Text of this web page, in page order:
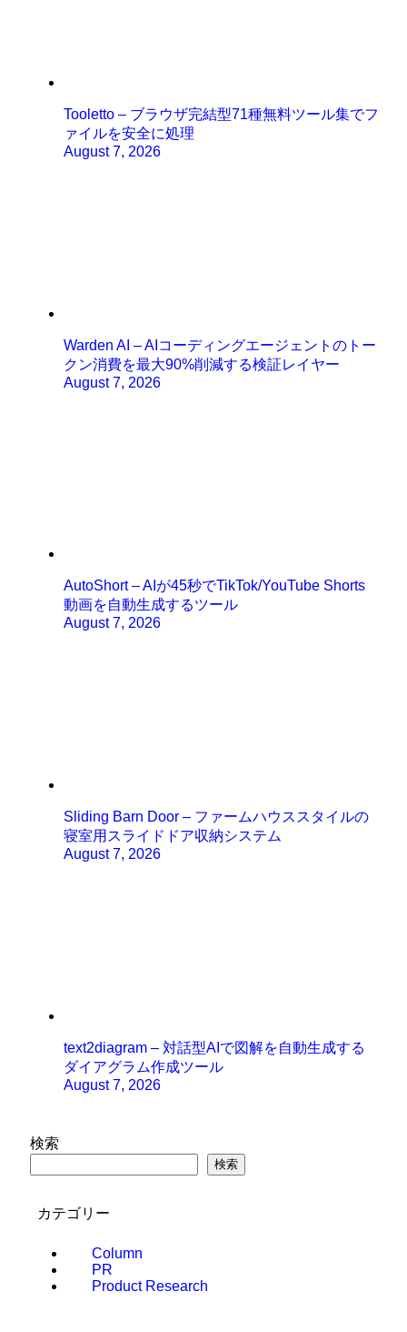
Tooletto – ブラウザ完結型71種無料ツール集でフ
ァイルを安全に処理
August 7, 2026
Warden AI – AIコーディングエージェントのトー
クン消費を最大90%削減する検証レイヤー
August 7, 2026
AutoShort – AIが45秒でTikTok/YouTube Shorts
動画を自動生成するツール
August 7, 2026
Sliding Barn Door – ファームハウススタイルの
寝室用スライドドア収納システム
August 7, 2026
text2diagram – 対話型AIで図解を自動生成する
ダイアグラム作成ツール
August 7, 2026
検索
検索
カテゴリー
Column
PR
Product Research